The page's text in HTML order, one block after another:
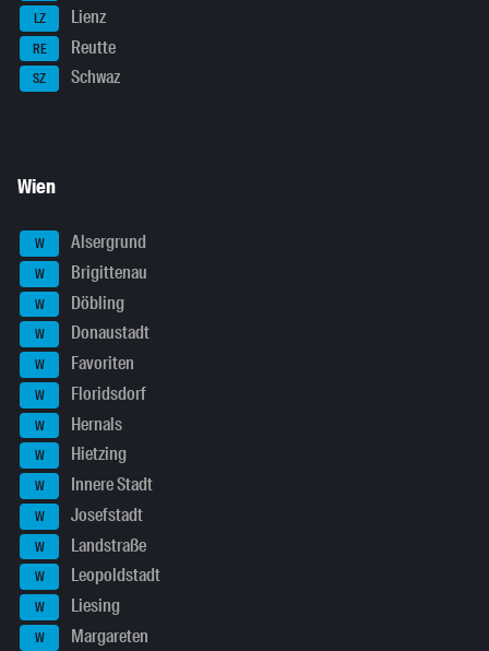
LZ Lienz
RE Reutte
SZ Schwaz
Wien
W Alsergrund
W Brigittenau
W Döbling
W Donaustadt
W Favoriten
W Floridsdorf
W Hernals
W Hietzing
W Innere Stadt
W Josefstadt
W Landstraße
W Leopoldstadt
W Liesing
W Margareten